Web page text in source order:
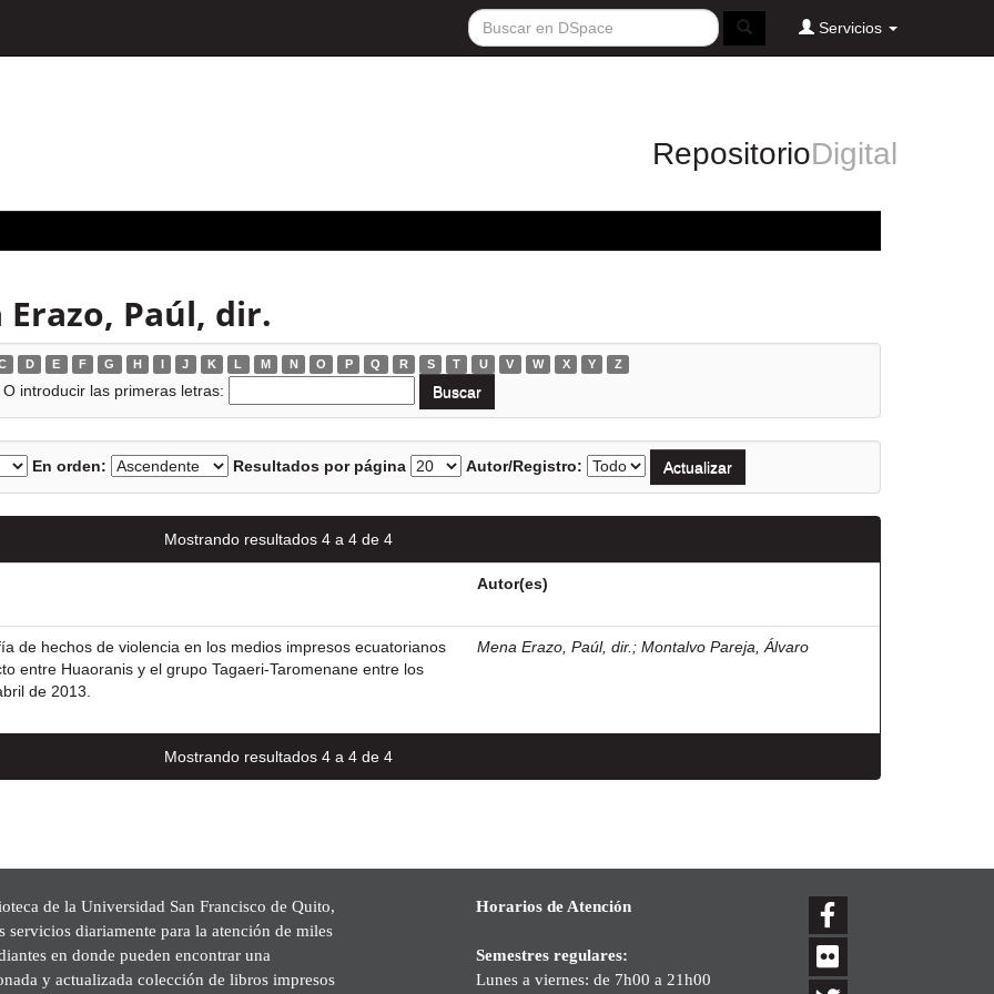
Servicios
RepositorioDigital
Paúl, dir.
D E F G H I J K L M N O P Q R S T U V W X Y Z
O introducir las primeras letras:
En orden: Resultados por página Autor/Registro:
Mostrando resultados 4 a 4 de 4
Autor(es)
de hechos de violencia en los medios impresos ecuatorianos
entre Huaoranis y el grupo Tagaeri-Taromenane entre los
de 2013.
Mena Erazo, Paúl, dir. ; Montalvo Pareja, Álvaro
Mostrando resultados 4 a 4 de 4
de la Universidad San Francisco de Quito,
servicios diariamente para la atención de miles
en donde pueden encontrar una
y actualizada colección de libros impresos
Horarios de Atención
Semestres regulares:
Lunes a viernes: de 7h00 a 21h00